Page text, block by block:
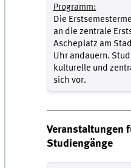
Programm:
Die
an die zentrale
Ascheplatz am
Uhr andauern.
kulturelle und
sich vor.
Veranstaltungen
Studiengänge